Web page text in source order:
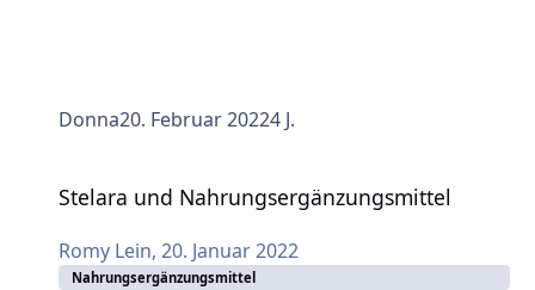
Donna20. Februar 20224 J.
Stelara und Nahrungsergänzungsmittel
Romy Lein, 20. Januar 2022
Nahrungsergänzungsmittel